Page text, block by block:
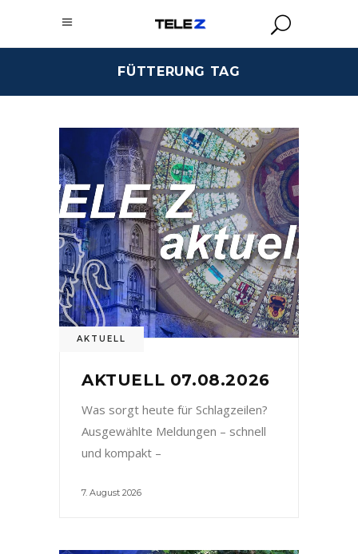
FÜTTERUNG TAG
AKTUELL
AKTUELL 07.08.2026
Was sorgt heute für Schlagzeilen?
Ausgewählte Meldungen – schnell
und kompakt –
7. August 2026